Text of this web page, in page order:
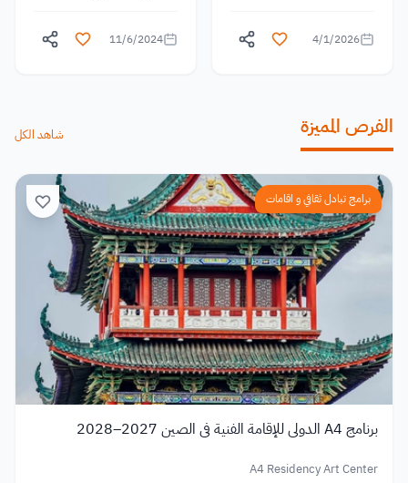
4/1/2026
11/6/2024
الفرص المميزة شاهد الكل
برامج تبادل ثقافي و اقامات
برنامج A4 الدولي للإقامة الفنية في الصين 2027–2028
A4 Residency Art Center